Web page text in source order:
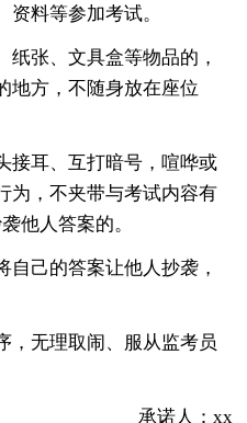
料等参加考试。
张、文具盒等物品的，
地方，不随身放在座位
耳、互打暗号，喧哗或
为，不夹带与考试内容有
他人答案的。
己的答案让他人抄袭，
无理取闹、服从监考员
承诺人：xx